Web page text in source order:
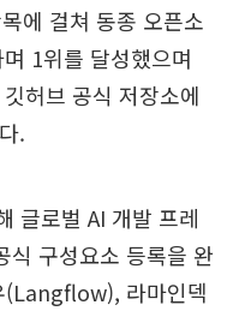
에 걸쳐 동종 오픈소
1위를 달성했으며
허브 공식 저장소에
.
글로벌 AI 개발 프레
구성요소 등록을 완
(Langflow), 라마인덱